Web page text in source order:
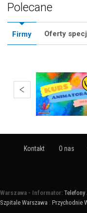
Polecane
Firmy Oferty
Kontakt O nas
Warszawa - Informator: Telefony
Szpitale Warszawa : Przychodnie